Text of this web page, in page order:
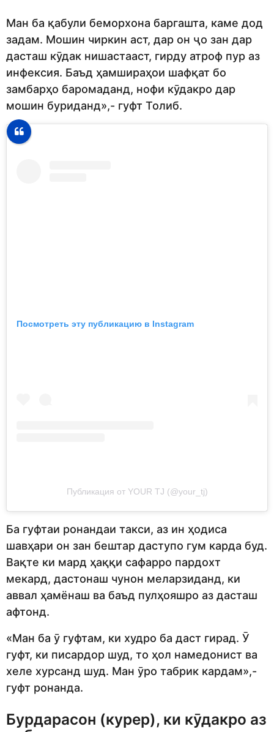
Ман ба қабули беморхона баргашта, каме дод
задам. Мошин чиркин аст, дар он ҷо зан дар
дасташ кӯдак нишастааст, гирду атроф пур аз
инфексия. Баъд ҳамшираҳои шафқат бо
замбарҳо баромаданд, нофи кӯдакро дар
мошин буриданд»,- гуфт Толиб.
Посмотреть эту публикацию в Instagram
Публикация от YOUR TJ (@your_tj)
Ба гуфтаи ронандаи такси, аз ин ҳодиса
шавҳари он зан бештар даступо гум карда буд.
Вақте ки мард ҳаққи сафарро пардохт
мекард, дастонаш чунон меларзиданд, ки
аввал ҳамёнаш ва баъд пулҳояшро аз дасташ
афтонд.
«Ман ба ӯ гуфтам, ки худро ба даст гирад. Ӯ
гуфт, ки писардор шуд, то ҳол намедонист ва
хеле хурсанд шуд. Ман ӯро табрик кардам»,-
гуфт ронанда.
Бурдарасон (курер), ки кӯдакро аз